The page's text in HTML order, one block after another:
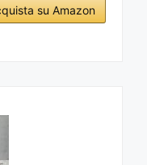
su Amazon